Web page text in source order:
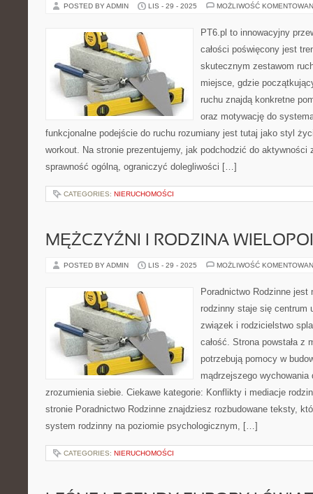
POSTED BY ADMIN LIS - 29 - 2025 MOŻLIWOŚĆ
PT6.pl to innowacyjny
całości poświęcony jest
skutecznym zestawom
miejsce, gdzie
ruchu znajdą konkretne
oraz motywację do
funkcjonalne podejście do ruchu rozumiany jest tutaj jako styl
workout. Na stronie prezentujemy, jak podchodzić do aktywności
sprawność ogólną, ograniczyć dolegliwości […]
CATEGORIES: NIERUCHOMOŚCI
MĘŻCZYŹNI I RODZINA
POSTED BY ADMIN LIS - 29 - 2025 MOŻLIWOŚĆ
Poradnictwo Rodzinne
rodzinny staje się centrum
związek i rodzicielstwo
całość. Strona powstała z
potrzebują pomocy w
mądrzejszego
zrozumienia siebie. Ciekawe kategorie: Konflikty i mediacje
stronie Poradnictwo Rodzinne znajdziesz rozbudowane teksty,
system rodzinny na poziomie psychologicznym, […]
CATEGORIES: NIERUCHOMOŚCI